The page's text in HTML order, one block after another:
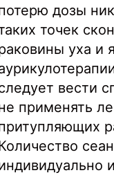
дозы
точек
уха и
вести
применять